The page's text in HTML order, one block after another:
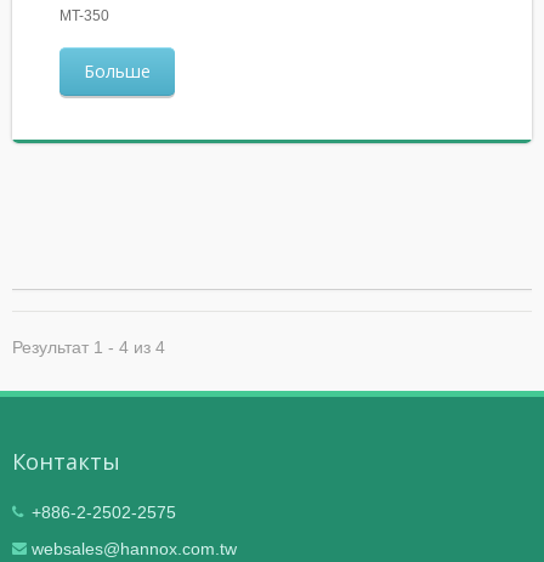
MT-350
Больше
Результат 1 - 4 из 4
Контакты
+886-2-2502-2575
websales@hannox.com.tw